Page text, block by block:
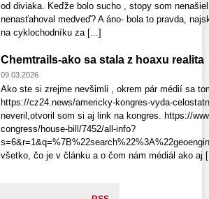
od diviaka. Keďže bolo sucho , stopy som
nenasťahoval medveď? A áno- bola to pravda,
na cyklochodníku za [...]
Chemtrails-ako sa stala z hoaxu realita
09.03.2026
Ako ste si zrejme nevšimli , okrem pár médií sa
https://cz24.news/americky-kongres-vyda-
neveril,otvoril som si aj link na kongres. https://
congress/house-bill/7452/all-info?
všetko, čo je v článku a o čom nám médiál ako aj